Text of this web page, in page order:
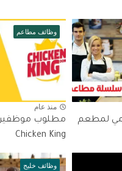
لمطعم
وظائف مطاعم
منذ عام
مطلوب
Chicken King
وظائف خليج